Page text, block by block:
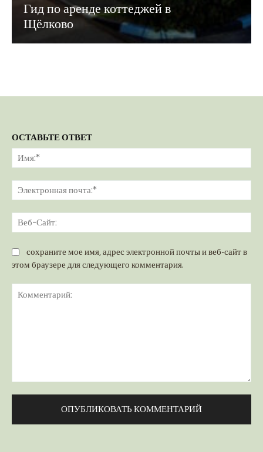
Гид по аренде коттеджей в
Щёлково
ОСТАВЬТЕ ОТВЕТ
сохраните мое имя, адрес электронной почты и веб-сайт в
этом браузере для следующего комментария.